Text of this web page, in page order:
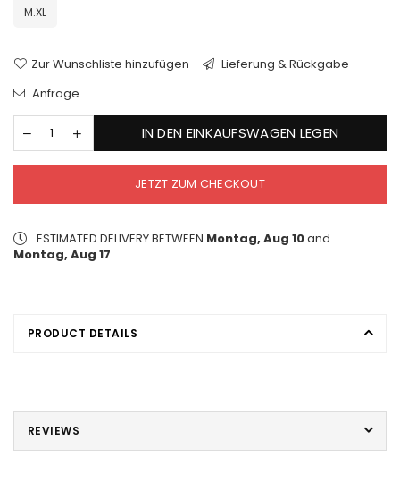
M.XL
Zur Wunschliste hinzufügen
Lieferung & Rückgabe
Anfrage
IN DEN EINKAUFSWAGEN LEGEN
JETZT ZUM CHECKOUT
ESTIMATED DELIVERY BETWEEN Montag, Aug 10and
Montag, Aug 17.
PRODUCT DETAILS
REVIEWS